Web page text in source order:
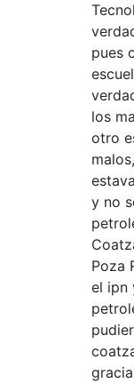
pues
los
otro
y no
Poza
el ipn